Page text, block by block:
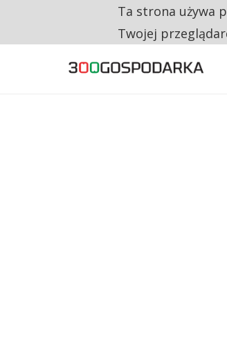
NA JEDEN WAKAT
Ta strona używa
Twojej